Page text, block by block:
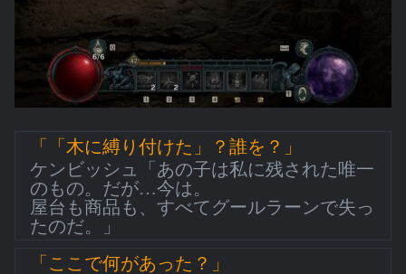
「「木に縛り付けた」？誰を？」
ケンビッシュ「あの子は私に残された唯一
のもの。だが…今は。
屋台も商品も、すべてグールラーンで失っ
たのだ。」
「ここで何があった？」